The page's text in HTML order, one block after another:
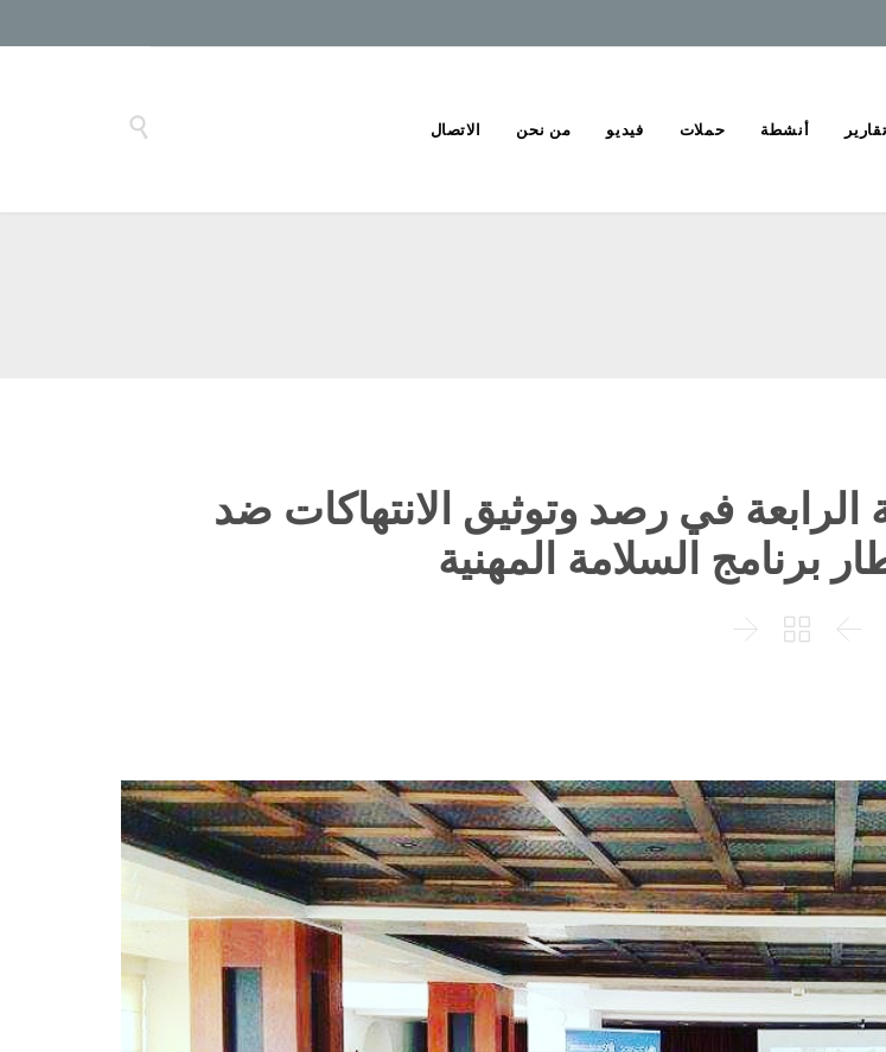
تقارير أنشطة حملات فيديو من نحن الاتصال 
الرابعة في رصد وتوثيق الانتهاكات ضد
برنامج السلامة المهنية


